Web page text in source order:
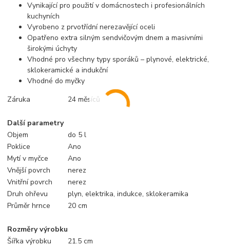
Vynikající pro použití v domácnostech i profesionálních
kuchyních
Vyrobeno z prvotřídní nerezavějící oceli
Opatřeno extra silným sendvičovým dnem a masivními
širokými úchyty
Vhodné pro všechny typy sporáků – plynové, elektrické,
sklokeramické a indukční
Vhodné do myčky
Záruka
24 měsíců
Další parametry
Objem
do 5 l
Poklice
Ano
Mytí v myčce
Ano
Vnější povrch
nerez
Vnitřní povrch
nerez
Druh ohřevu
plyn, elektrika, indukce, sklokeramika
Průměr hrnce
20 cm
Rozměry výrobku
Šířka výrobku
21.5 cm